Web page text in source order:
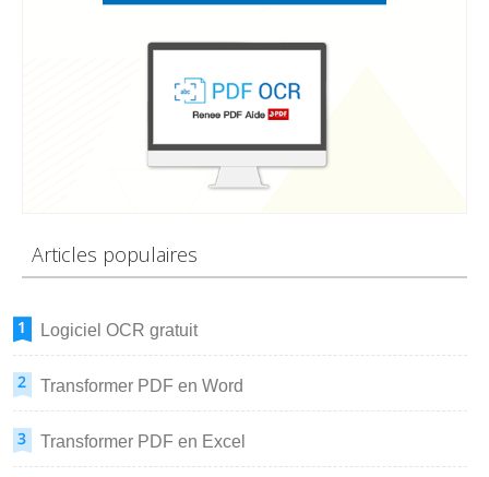
Articles populaires
Logiciel OCR gratuit
Transformer PDF en Word
Transformer PDF en Excel